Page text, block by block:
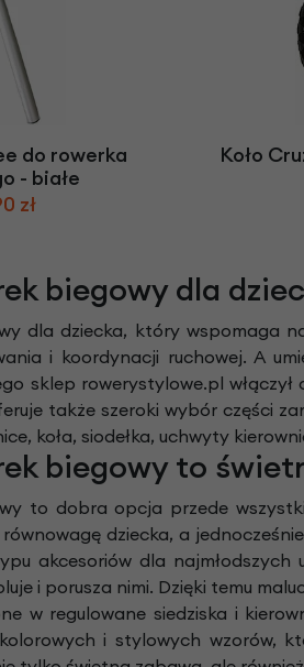
do rowerka
- białe
zł
Koło
biegowy dla
dla dziecka, który wspomaga
i koordynacji ruchowej. A
sklep rowerystylowe.pl
także szeroki wybór części
koła, siodełka, uchwyty
biegowy to
to dobra opcja przede
dziecka, a
akcesoriów dla
i porusza nimi. Dzięki temu
w regulowane siedziska i
i stylowych wzorów,